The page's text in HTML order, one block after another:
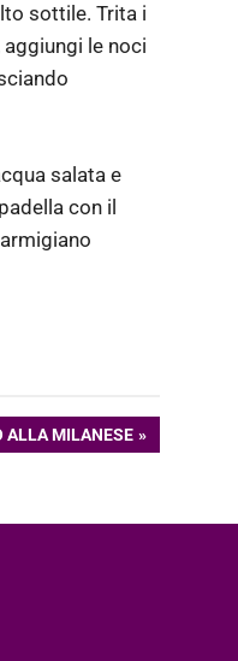
sottile. Trita i
le noci
salata e
con il
ALLA MILANESE